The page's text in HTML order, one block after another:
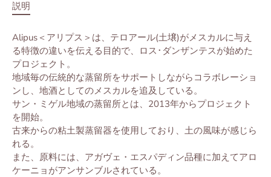
説明
Alipus＜アリプス＞は、テロアール(土壌)がメスカルに与え
る特徴の違いを伝える目的で、ロス･ダンザンテスが始めた
プロジェクト。
地域毎の伝統的な蒸留所をサポートしながらコラボレーショ
ンし、 地酒としてのメスカルを追及している。
サン・ミゲル地域の蒸留所とは、2013年からプロジェクト
を開始。
古来からの粘土製蒸留器を使用しており、土の風味が感じら
れる。
また、原料には、アガヴェ・エスパディン品種に加えてアロ
ケーニョがアンサンブルされている。